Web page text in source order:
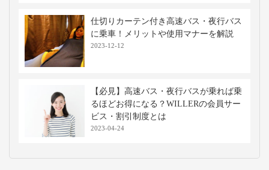
仕切りカーテン付き高速バス・夜行バス
に乗車！メリットや使用マナーを解説
2023-12-12
【必見】高速バス・夜行バスが乗れば乗
るほどお得になる？WILLERの会員サー
ビス・割引制度とは
2023-04-24